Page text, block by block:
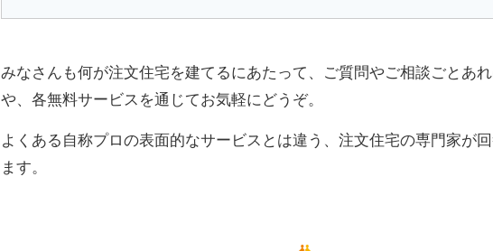
みなさんも何が注文住宅を建てるにあたって、ご質問やご相談ごとあ
や、各無料サービスを通じてお気軽にどうぞ。
よくある自称プロの表面的なサービスとは違う、注文住宅の専門家が
ます。